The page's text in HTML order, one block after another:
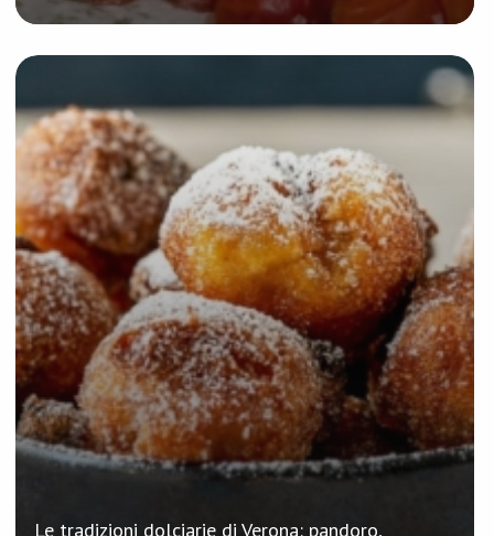
Le tradizioni dolciarie di Verona: pandoro,